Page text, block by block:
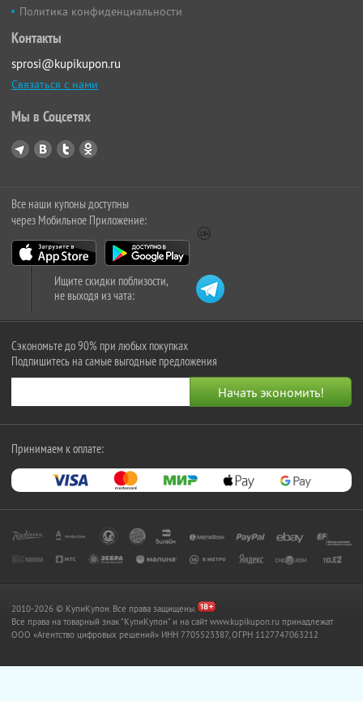
Политика конфиденциальности
Контакты
sprosi@kupikupon.ru
Связаться с нами
Мы в Соцсетях
Все наши купоны доступны
через Мобильное Приложение:
Ищите скидки поблизости,
не выходя из чата:
Сэкономьте до 90% при любых покупках
Подпишитесь на самые выгодные предложения
Принимаем к оплате:
2010-2026 © КупиКупон. Все права защищены.
Все права на товарный знак "КупиКупон" и на сайт www.kupikupon.ru принадлежат
OOO «Агентство цифровых решений» ИНН 7705523387, ОГРН 1127747063212